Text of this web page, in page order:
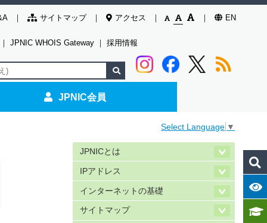
サイトマップ アクセス EN
｜ JPNIC WHOIS Gateway ｜ 採用情報
JPNIC会員
Select Language ▼
JPNICとは
IPアドレス
インターネットの基礎
サイトマップ